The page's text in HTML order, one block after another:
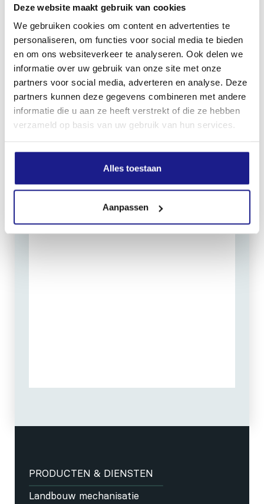
Deze website maakt gebruik van cookies
We gebruiken cookies om content en advertenties te
personaliseren, om functies voor social media te bieden
en om ons websiteverkeer te analyseren. Ook delen we
informatie over uw gebruik van onze site met onze
partners voor social media, adverteren en analyse. Deze
partners kunnen deze gegevens combineren met andere
informatie die u aan ze heeft verstrekt of die ze hebben
verzameld op basis van uw gebruik van hun services.
Alles toestaan
Aanpassen
Bij storing:
06-83139573
OPENINGSTIJDEN
Maandag t/m vrijdag: 07:30 - 17:00
Routebeschrijving
PRODUCTEN & DIENSTEN
Landbouw mechanisatie